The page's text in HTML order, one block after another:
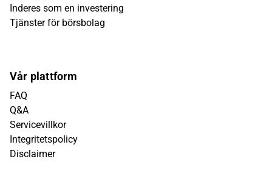
Inderes som en investering
Tjänster för börsbolag
Vår plattform
FAQ
Q&A
Servicevillkor
Integritetspolicy
Disclaimer